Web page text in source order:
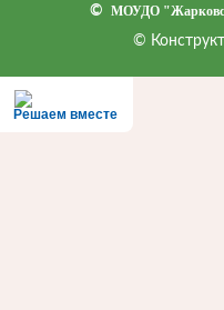
© МОУДО
©
Решаем вместе